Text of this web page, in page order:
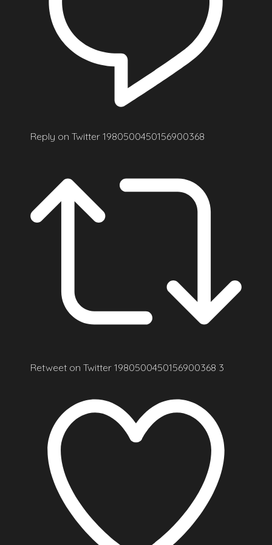
Reply on Twitter 1980500450156900368
Retweet on Twitter 1980500450156900368 3